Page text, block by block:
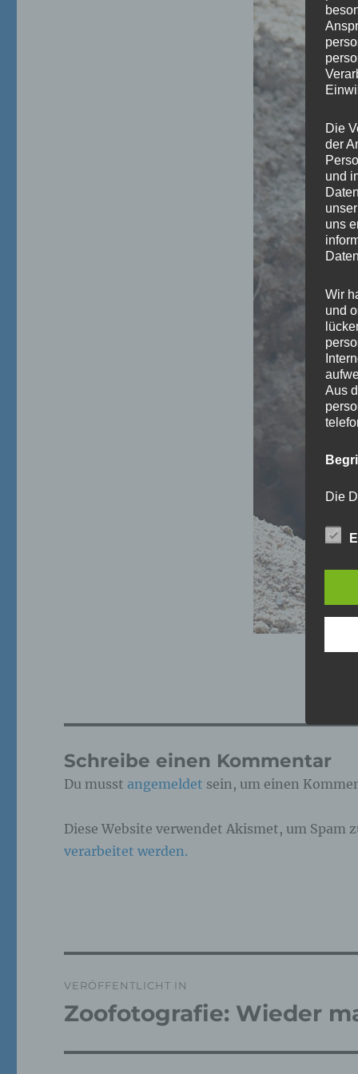
Schreibe einen Kommentar
Du musst angemeldet sein, um einen
Diese Website verwendet Akismet, um Spam
verarbeitet werden.
VERÖFFENTLICHT IN
Zoofotografie: Wieder
Die
der
und
uns
Wir
und
Aus
Die
dies
Wir